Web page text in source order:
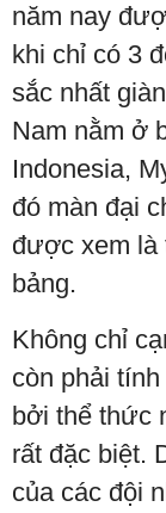
năm nay
khi chỉ có 3
sắc nhất
Nam nằm ở
Indonesia,
đó màn đại
được xem là
bảng.
Không chỉ
còn phải
bởi thể thức
rất đặc biệt.
của các đội